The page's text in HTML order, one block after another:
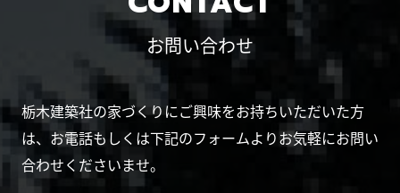
お問い合わせ
栃木建築社の家づくりにご興味をお持ちいただいた方
は、お電話もしくは下記のフォームよりお気軽にお問い
合わせくださいませ。